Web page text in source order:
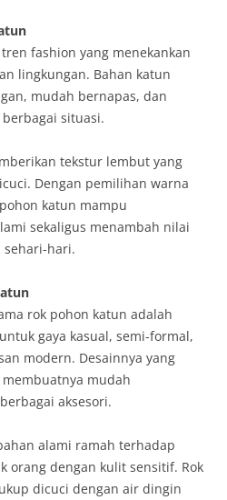
fashion yang menekankan
lingkungan. Bahan katun
mudah bernapas, dan
situasi.
tekstur lembut yang
Dengan pemilihan warna
katun mampu
sekaligus menambah nilai
sehari-hari.
rok pohon katun adalah
gaya kasual, semi-formal,
modern. Desainnya yang
mudah
aksesori.
alami ramah terhadap
orang dengan kulit sensitif. Rok
dicuci dengan air dingin